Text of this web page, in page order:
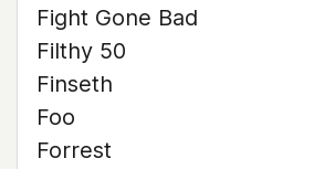
Fight Gone Bad
Filthy 50
Finseth
Foo
Forrest